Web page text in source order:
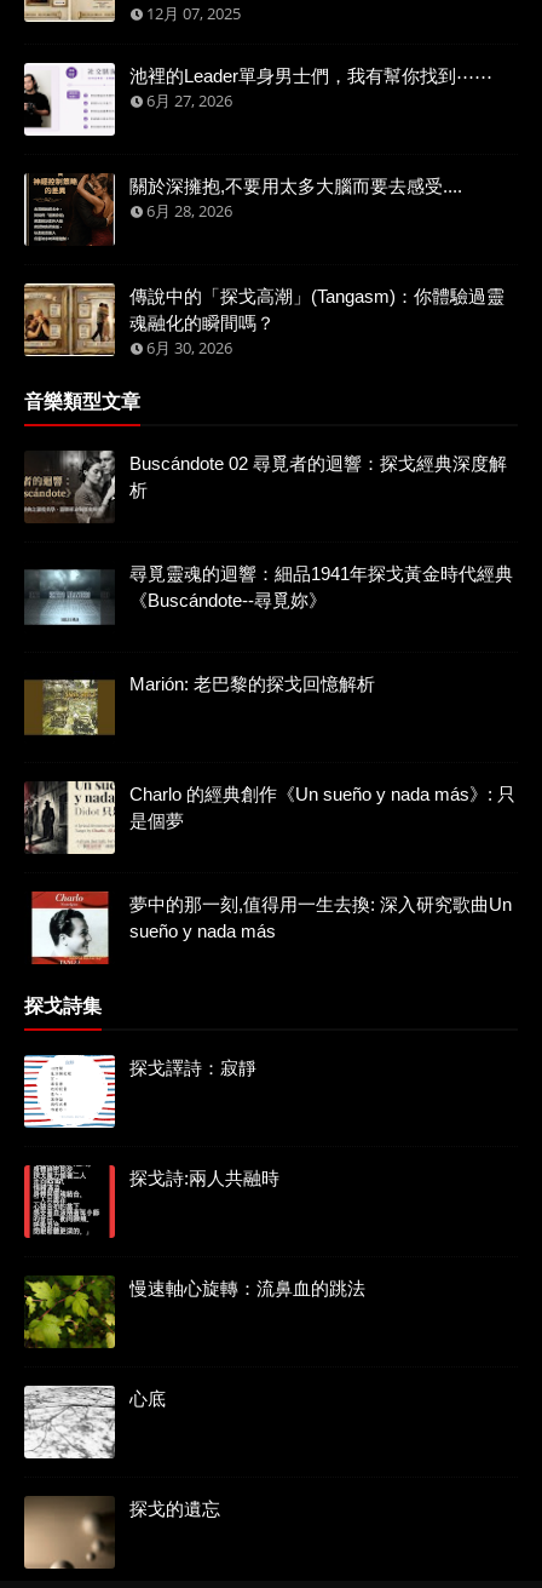
12月 07, 2025
池裡的Leader單身男士們，我有幫你找到⋯⋯
6月 27, 2026
關於深擁抱,不要用太多大腦而要去感受....
6月 28, 2026
傳說中的「探戈高潮」(Tangasm)：你體驗過靈
魂融化的瞬間嗎？
6月 30, 2026
音樂類型文章
Buscándote 02 尋覓者的迴響：探戈經典深度解
析
尋覓靈魂的迴響：細品1941年探戈黃金時代經典
《Buscándote--尋覓妳》
Marión: 老巴黎的探戈回憶解析
Charlo 的經典創作《Un sueño y nada más》: 只
是個夢
夢中的那一刻,值得用一生去換: 深入研究歌曲Un
sueño y nada más
探戈詩集
探戈譯詩：寂靜
探戈詩:兩人共融時
慢速軸心旋轉：流鼻血的跳法
心底
探戈的遺忘